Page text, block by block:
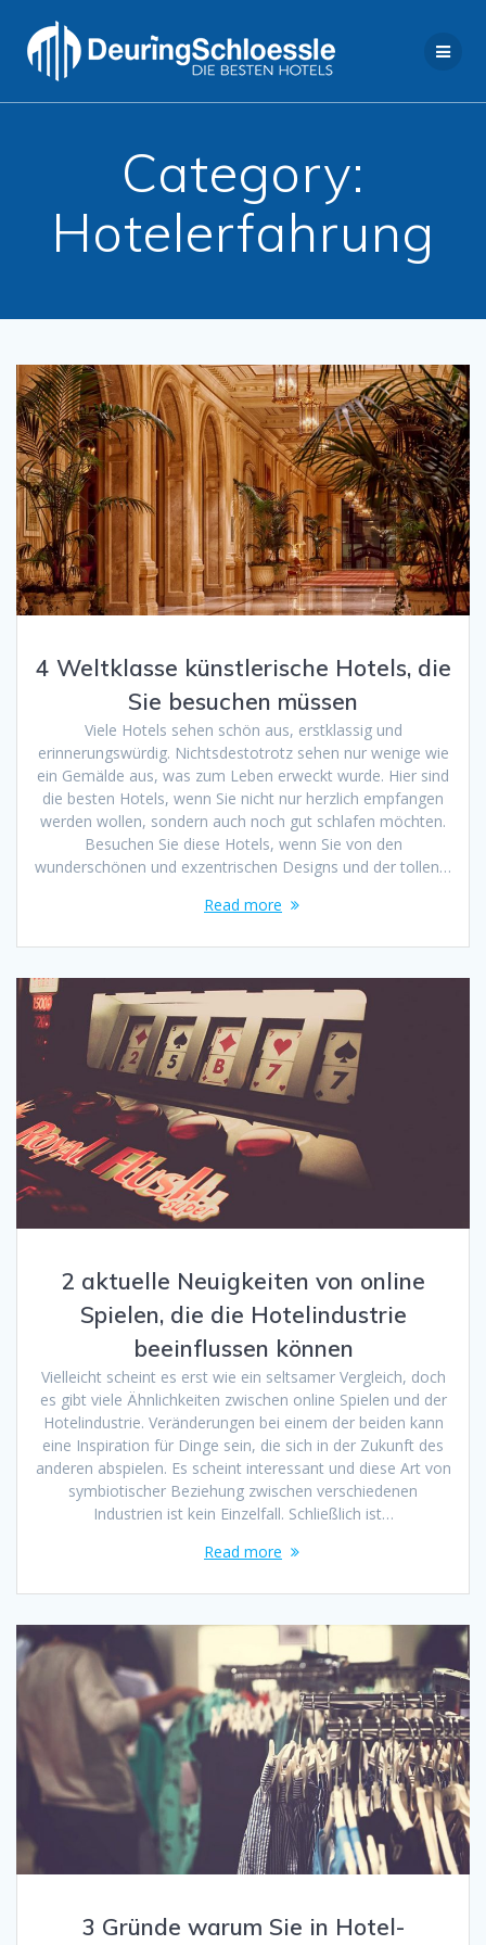
to
content
Category:
Hotelerfahrung
4 Weltklasse künstlerische Hotels, die
Sie besuchen müssen
Viele Hotels sehen schön aus, erstklassig und
erinnerungswürdig. Nichtsdestotrotz sehen nur wenige wie
ein Gemälde aus, was zum Leben erweckt wurde. Hier sind
die besten Hotels, wenn Sie nicht nur herzlich empfangen
werden wollen, sondern auch noch gut schlafen möchten.
Besuchen Sie diese Hotels, wenn Sie von den
wunderschönen und exzentrischen Designs und der tollen…
Read more
2 aktuelle Neuigkeiten von online
Spielen, die die Hotelindustrie
beeinflussen können
Vielleicht scheint es erst wie ein seltsamer Vergleich, doch
es gibt viele Ähnlichkeiten zwischen online Spielen und der
Hotelindustrie. Veränderungen bei einem der beiden kann
eine Inspiration für Dinge sein, die sich in der Zukunft des
anderen abspielen. Es scheint interessant und diese Art von
symbiotischer Beziehung zwischen verschiedenen
Industrien ist kein Einzelfall. Schließlich ist…
Read more
3 Gründe warum Sie in Hotel-